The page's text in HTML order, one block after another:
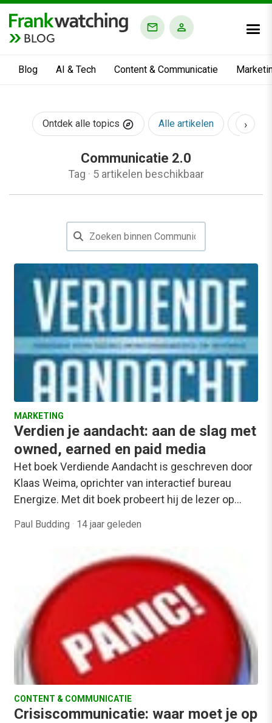
BLOG
Blog AI & Tech Content & Communicatie
Ontdek alle topics Alle artikelen AI &
›
Communicatie 2.0
Tag · 5 artikelen beschikbaar
MARKETING
Verdien je aandacht: aan de slag met
owned, earned en paid media
Het boek Verdiende Aandacht is geschreven door
Klaas Weima, oprichter van interactief bureau
Energize. Met dit boek probeert hij de lezer op…
Paul Budding · 14 jaar geleden
CONTENT & COMMUNICATIE
Crisiscommunicatie: waar moet je op